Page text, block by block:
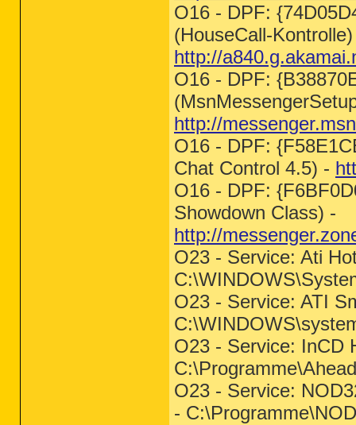
O16 - DPF:
(HouseCall-
http://
O16 - DPF:
http://
O16 - DPF:
Chat Control 4.5) -
O16 - DPF:
Showdown Class) -
http://
O23 - Service: Ati
O23 - Service: ATI
O23 - Service: InCD
O23 - Service:
-